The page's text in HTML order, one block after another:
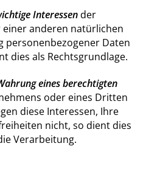
Interessender
anderen natürlichen
personenbezogener Daten
dies als Rechtsgrundlage.
eines berechtigten
oder eines Dritten
diese Interessen, Ihre
nicht, so dient dies
Verarbeitung.